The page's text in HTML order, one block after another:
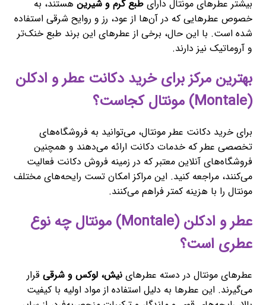
بیشتر عطرهای مونتال دارای طبع گرم و شیرین هستند، به
خصوص عطرهایی که در آن‌ها از عود، رز و روایح شرقی استفاده
شده است. با این حال، برخی از عطرهای این برند طبع خنک‌تر
و آروماتیک نیز دارند.
بهترین مرکز برای خرید دکانت عطر و ادکلن
(Montale) مونتال کجاست؟
برای خرید دکانت عطر مونتال، می‌توانید به فروشگاه‌های
تخصصی عطر که خدمات دکانت ارائه می‌دهند و همچنین
فروشگاه‌های آنلاین معتبر که در زمینه فروش دکانت فعالیت
می‌کنند، مراجعه کنید. این مراکز امکان تست رایحه‌های مختلف
مونتال را با هزینه کمتر فراهم می‌کنند.
عطر و ادکلن (Montale) مونتال چه نوع
عطری است؟
عطرهای مونتال در دسته عطرهای نیش، لوکس و شرقی قرار
می‌گیرند. این عطرها به دلیل استفاده از مواد اولیه با کیفیت